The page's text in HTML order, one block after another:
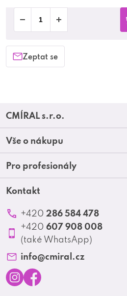
Zeptat se
Z
á
p
a
CMÍRAL s.r.o.
Prodejny
O nás
Blog
Kontakt
Vše o nákupu
Doprava a platba
Obchodní podmínky
Reklamace a vrácení zboží
Ochrana osobních údajů
Pro profesionály
Akční letáky
Produktové katalogy
Profesionální spolupráce
Matrix Club
Kontakt
+420 286 584 478
+420 607 908 008
(také WhatsApp)
info@cmiral.cz